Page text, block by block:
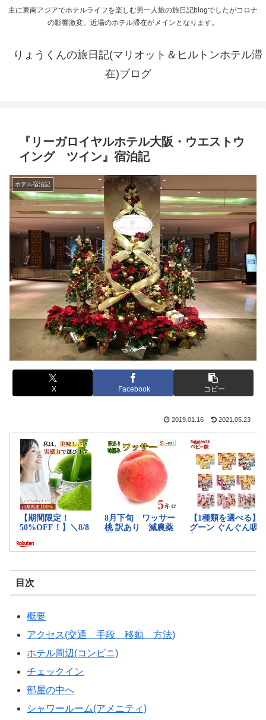
主に東南アジアでホテルライフを楽しむ男一人旅の旅日記blogでしたがコロナ
の影響激変。近場のホテル滞在がメインとなります。
りょうくんの旅日記(マリオット＆ヒルトンホテル滞
在)ブログ
『リーガロイヤルホテル大阪・ウエストウ
イング ツイン』宿泊記
ホテル宿泊記
X Facebook コピー
2019.01.16 2021.05.23
目次
概要
アクセス(交通 手段 移動 方法)
ホテル周辺(コンビニ)
チェックイン
部屋の中へ
シャワールーム(アメニティ)